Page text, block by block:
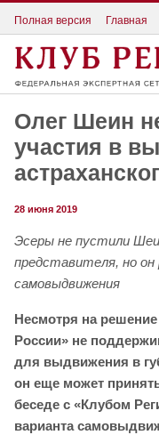
Полная версия Главная
Олег Шеин
участия в
28 июня 2019
Эсеры не пустили
представителя, но
самовыдвижения
Несмотря на
России» не
для выдвижения в
он еще может
беседе с «Клубом
варианта